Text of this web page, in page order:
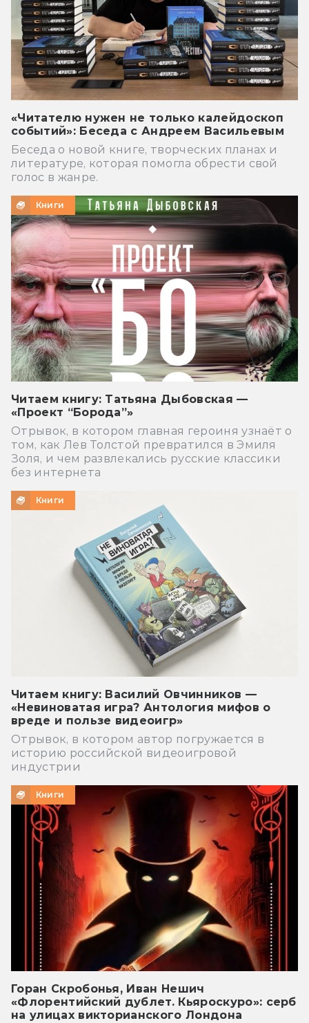
«Читателю нужен не только калейдоскоп
событий»: Беседа с Андреем Васильевым
Беседа о новой книге, творческих планах и
литературе, которая помогла обрести свой
голос в жанре.
Книги
Читаем книгу: Татьяна Дыбовская —
«Проект “Борода”»
Отрывок, в котором главная героиня узнаёт о
том, как Лев Толстой превратился в Эмиля
Золя, и чем развлекались русские классики
без интернета
Книги
Читаем книгу: Василий Овчинников —
«Невиноватая игра? Антология мифов о
вреде и пользе видеоигр»
Отрывок, в котором автор погружается в
историю российской видеоигровой
индустрии
Книги
Горан Скробонья, Иван Нешич
«Флорентийский дублет. Кьяроскуро»: серб
на улицах викторианского Лондона